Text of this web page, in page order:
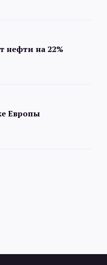
нефти на 22%
Европы